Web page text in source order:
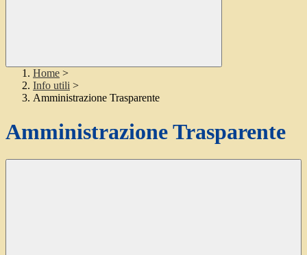
Home >
Info utili >
Amministrazione Trasparente
Amministrazione Trasparente